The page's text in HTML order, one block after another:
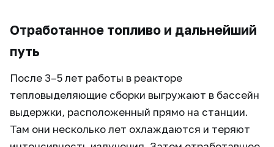
Отработанное топливо и дальнейший
путь
После 3–5 лет работы в реакторе
тепловыделяющие сборки выгружают в бассейн
выдержки, расположенный прямо на станции.
Там они несколько лет охлаждаются и теряют